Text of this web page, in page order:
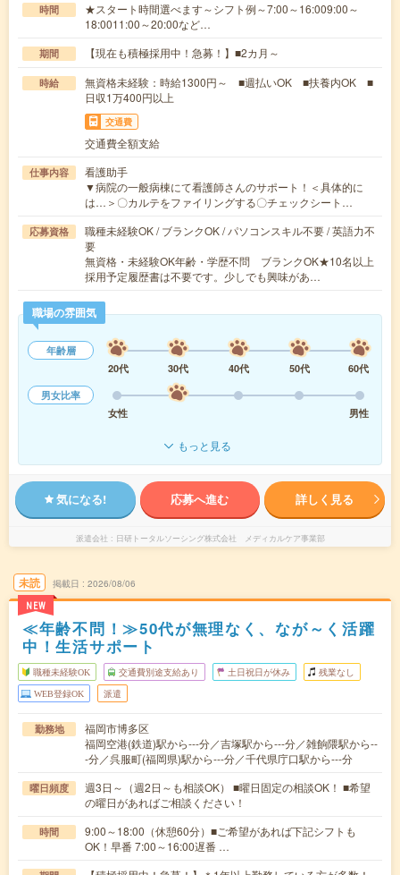
時間
★スタート時間選べます～シフト例～7:00～16:009:00～
18:0011:00～20:00など…
期間 【現在も積極採用中！急募！】■2カ月～
時給
無資格未経験：時給1300円～ ■週払いOK ■扶養内OK ■
日収1万400円以上
交通費
交通費全額支給
仕事内容
看護助手
▼病院の一般病棟にて看護師さんのサポート！＜具体的に
は…＞〇カルテをファイリングする〇チェックシート…
応募資格
職種未経験OK / ブランクOK / パソコンスキル不要 / 英語力不
要
無資格・未経験OK年齢・学歴不問 ブランクOK★10名以上
採用予定履歴書は不要です。少しでも興味があ…
職場の雰囲気
年齢層
20代
30代 40代 50代
60代
男女比率
女性
男性
もっと見る
気になる! 応募へ進む 詳しく見る
派遣会社 日研トータルソーシング株式会社 メディカルケア事業部
未読
NEW
掲載日 2026/08/06
≪年齢不問！≫50代が無理なく、なが～く活躍
中！生活サポート
職種未経験OK 交通費別途支給あり 土日祝日が休み 残業なし
WEB登録OK 派遣
勤務地
福岡市博多区
福岡空港(鉄道)駅から---分／吉塚駅から---分／雑餉隈駅から--
-分／呉服町(福岡県)駅から---分／千代県庁口駅から---分
曜日頻度
週3日～（週2日～も相談OK） ■曜日固定の相談OK！ ■希望
の曜日があればご相談ください！
時間
9:00～18:00（休憩60分）■ご希望があれば下記シフトも
OK！早番 7:00～16:00遅番 …